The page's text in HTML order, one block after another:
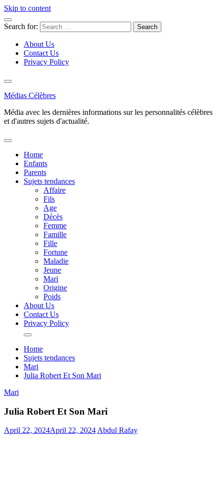
Skip to content
Search for:
About Us
Contact Us
Privacy Policy
Médias Célèbres
Média avec les dernières informations sur les personnalités célèbres
et d'autres sujets d'actualité.
Home
Enfants
Parents
Sujets tendances
Affaire
Fils
Age
Décès
Femme
Famille
Fille
Fortune
Maladie
Jeune
Mari
Origine
Poids
About Us
Contact Us
Privacy Policy
Home
Sujets tendances
Mari
Julia Robert Et Son Mari
Mari
Julia Robert Et Son Mari
April 22, 2024April 22, 2024Abdul Rafay